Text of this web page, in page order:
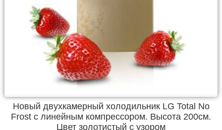
Новый двухкамерный холодильник LG Total No
Frost с линейным компрессором. Высота 200см.
Цвет золотистый с узором